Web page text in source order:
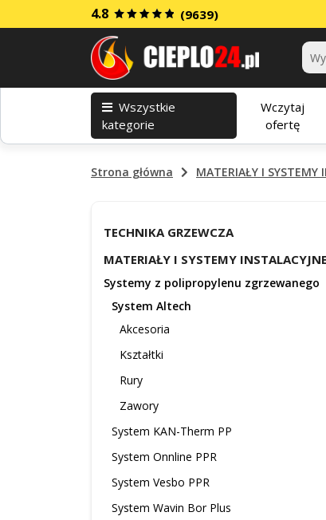
4.8 (9639)
Kategorie
Wszystkie
kategorie
Wczytaj
ofertę
Strona główna MATERIAŁY I SYSTEMY
TECHNIKA GRZEWCZA
MATERIAŁY I SYSTEMY INSTALACYJNE
Systemy z polipropylenu zgrzewanego
System Altech
Akcesoria
Kształtki
Rury
Zawory
System KAN-Therm PP
System Onnline PPR
System Vesbo PPR
System Wavin Bor Plus